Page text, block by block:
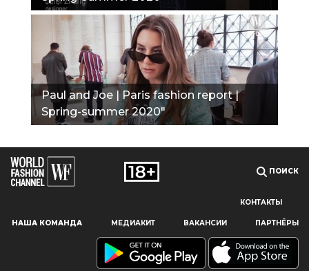
Наш сайт использует файлы cookie и похожие технологии,
пользователям, предоставляя персонализированную
информацию, запоминая предпочтения в области
Paul and Joe | Paris fashion report |
Spring-summer 2020"
ПОИСК
КОНТАКТЫ
НАША КОМАНДА МЕДИАКИТ ВАКАНСИИ ПАРТНЁРЫ